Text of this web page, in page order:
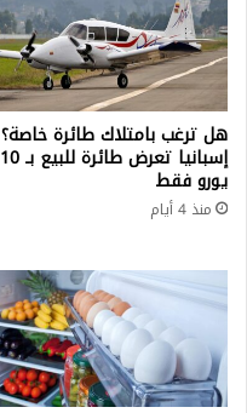
هل ترغب بامتلاك طائرة خاصة؟
إسبانيا تعرض طائرة للبيع بـ 10
يورو فقط
منذ 4 أيام